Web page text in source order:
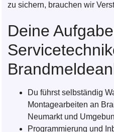
zu sichern, brauchen wir
Deine
Du führst selbständig
Montagearbeiten an
Neumarkt und
Programmierung und